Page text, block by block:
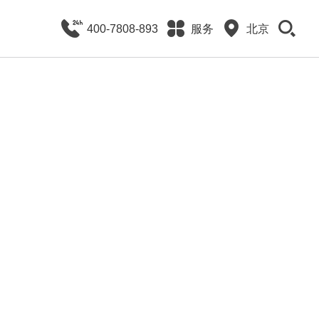
400-7808-893 服务 北京